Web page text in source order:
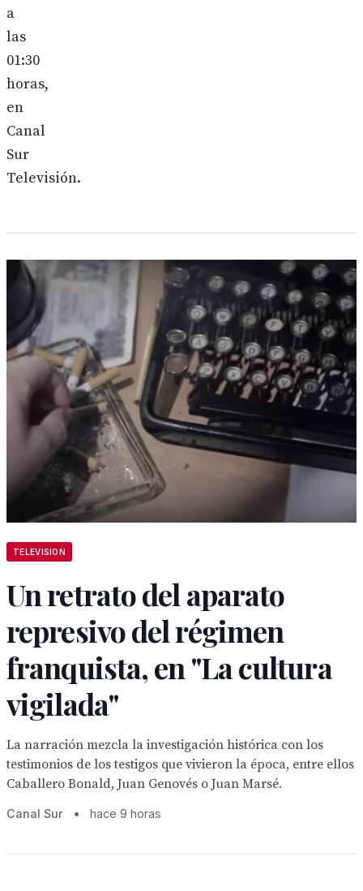
a
las
01:30
horas,
en
Canal
Sur
Televisión.
TELEVISION
Un retrato del aparato
represivo del régimen
franquista, en "La cultura
vigilada"
La narración mezcla la investigación histórica con los
testimonios de los testigos que vivieron la época, entre ellos
Caballero Bonald, Juan Genovés o Juan Marsé.
Canal Sur • hace 9 horas